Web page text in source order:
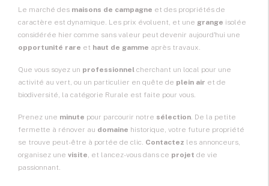
Le marché des maisons de campagne et des propriétés de
caractère est dynamique. Les prix évoluent, et une grange isolée
considérée hier comme sans valeur peut devenir aujourd'hui une
opportunité rare et haut de gamme après travaux.
Que vous soyez un professionnel cherchant un local pour une
activité au vert, ou un particulier en quête de plein air et de
biodiversité, la catégorie Rurale est faite pour vous.
Prenez une minute pour parcourir notre sélection. De la petite
fermette à rénover au domaine historique, votre future propriété
se trouve peut-être à portée de clic. Contactez les annonceurs,
organisez une visite, et lancez-vous dans ce projet de vie
passionnant.